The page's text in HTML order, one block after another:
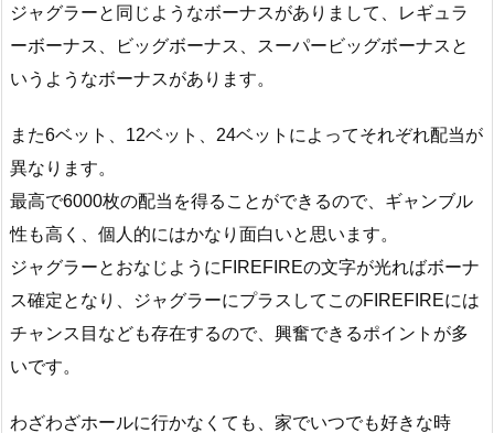
ジャグラーと同じようなボーナスがありまして、レギュラ
ーボーナス、ビッグボーナス、スーパービッグボーナスと
いうようなボーナスがあります。
また6ベット、12ベット、24ベットによってそれぞれ配当が
異なります。
最高で6000枚の配当を得ることができるので、ギャンブル
性も高く、個人的にはかなり面白いと思います。
ジャグラーとおなじようにFIREFIREの文字が光ればボーナ
ス確定となり、ジャグラーにプラスしてこのFIREFIREには
チャンス目なども存在するので、興奮できるポイントが多
いです。
わざわざホールに行かなくても、家でいつでも好きな時